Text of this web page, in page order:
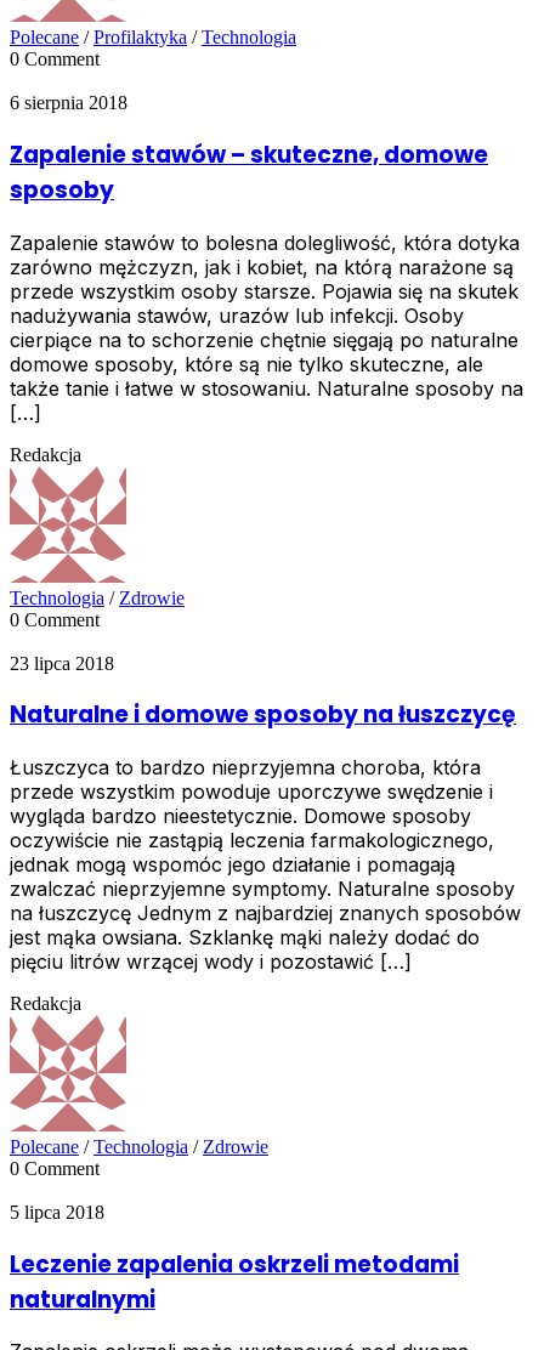
Polecane /Profilaktyka /Technologia
0 Comment
6 sierpnia 2018
Zapalenie stawów – skuteczne, domowe
sposoby
Zapalenie stawów to bolesna dolegliwość, która dotyka
zarówno mężczyzn, jak i kobiet, na którą narażone są
przede wszystkim osoby starsze. Pojawia się na skutek
nadużywania stawów, urazów lub infekcji. Osoby
cierpiące na to schorzenie chętnie sięgają po naturalne
domowe sposoby, które są nie tylko skuteczne, ale
także tanie i łatwe w stosowaniu. Naturalne sposoby na
[…]
Redakcja
Technologia / Zdrowie
0 Comment
23 lipca 2018
Naturalne i domowe sposoby na łuszczycę
Łuszczyca to bardzo nieprzyjemna choroba, która
przede wszystkim powoduje uporczywe swędzenie i
wygląda bardzo nieestetycznie. Domowe sposoby
oczywiście nie zastąpią leczenia farmakologicznego,
jednak mogą wspomóc jego działanie i pomagają
zwalczać nieprzyjemne symptomy. Naturalne sposoby
na łuszczycę Jednym z najbardziej znanych sposobów
jest mąka owsiana. Szklankę mąki należy dodać do
pięciu litrów wrzącej wody i pozostawić […]
Redakcja
Polecane /Technologia / Zdrowie
0 Comment
5 lipca 2018
Leczenie zapalenia oskrzeli metodami
naturalnymi